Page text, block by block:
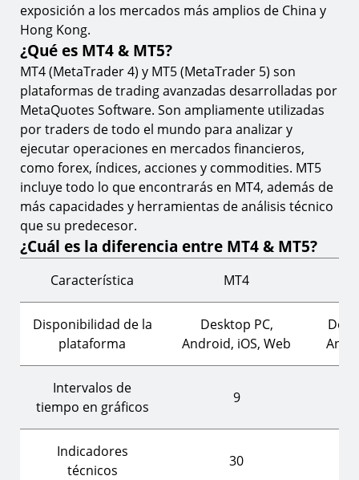
exposición a los mercados más amplios de China y
Hong Kong.
¿Qué es MT4 & MT5?
MT4 (MetaTrader 4) y MT5 (MetaTrader 5) son
plataformas de trading avanzadas desarrolladas por
MetaQuotes Software. Son ampliamente utilizadas
por traders de todo el mundo para analizar y
ejecutar operaciones en mercados financieros,
como forex, índices, acciones y commodities. MT5
incluye todo lo que encontrarás en MT4, además de
más capacidades y herramientas de análisis técnico
que su predecesor.
¿Cuál es la diferencia entre MT4 & MT5?
Característica MT4
Disponibilidad de la
plataforma
Desktop PC,
Android, iOS, Web
Intervalos de
tiempo en gráficos
9
Indicadores
técnicos
30